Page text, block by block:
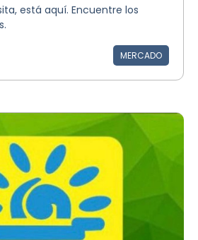
está aquí. Encuentre los
MERCADO